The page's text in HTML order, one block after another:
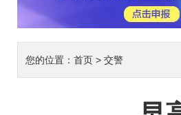
您的位置： 首页 > 交警